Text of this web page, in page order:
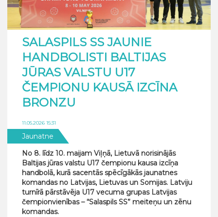
SALASPILS SS JAUNIE
HANDBOLISTI BALTIJAS
JŪRAS VALSTU U17
ČEMPIONU KAUSĀ IZCĪNA
BRONZU
11.05.2026 15:31
Jaunatne
No 8. līdz 10. maijam Viļņā, Lietuvā norisinājās
Baltijas jūras valstu U17 čempionu kausa izcīņa
handbolā, kurā sacentās spēcīgākās jaunatnes
komandas no Latvijas, Lietuvas un Somijas. Latviju
turnīrā pārstāvēja U17 vecuma grupas Latvijas
čempionvienības – “Salaspils SS” meiteņu un zēnu
komandas.